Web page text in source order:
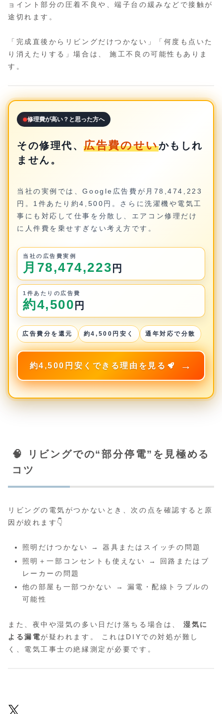
ョイント部分の圧着不良や、端子台の緩みなどで接触が
途切れます。
「完成直後からリビングだけつかない」「何度も点いた
り消えたりする」場合は、 施工不良の可能性もありま
す。
修理費が高い？と思った方へ
その修理代、広告費のせいかもしれ
ません。
当社の実例では、Google広告費が月78,474,223
円。1件あたり約4,500円。さらに洗濯機や電気工
事にも対応して仕事を分散し、エアコン修理だけ
に人件費を乗せすぎない考え方です。
当社の広告費実例
月78,474,223 円
1件あたりの広告費
約4,500 円
広告費分を還元 約4,500円安く 通年対応で分散
約4,500円安くできる理由を見る
🧠 リビングでの“部分停電”を見極める
コツ
リビングの電気がつかないとき、次の点を確認すると原
因が絞れます👇
照明だけつかない → 器具またはスイッチの問題
照明＋一部コンセントも使えない → 回路またはブ
レーカーの問題
他の部屋も一部つかない → 漏電・配線トラブルの
可能性
また、夜中や湿気の多い日だけ落ちる場合は、湿気に
よる漏電が疑われます。 これはDIYでの対処が難し
く、電気工事士の絶縁測定が必要です。